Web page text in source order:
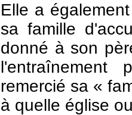
Elle a
sa famille
donné à son
l'entraînement
remercié sa «
à quelle église